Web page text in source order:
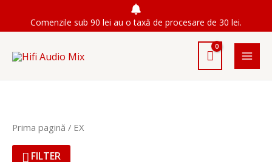
Comenzile sub 90 lei au o taxă de procesare de 30 lei.
Prima pagină / EX
FILTER